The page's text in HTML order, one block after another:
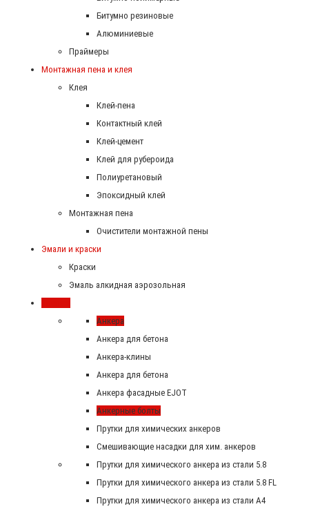
Битумно резиновые
Алюминиевые
Праймеры
Монтажная пена и клея
Клея
Клей-пена
Контактный клей
Клей-цемент
Клей для рубероида
Полиуретановый
Эпоксидный клей
Монтажная пена
Очистители монтажной пены
Эмали и краски
Краски
Эмаль алкидная аэрозольная
Анкера
Анкера для бетона
Анкера-клины
Анкера для бетона
Анкера фасадные EJOT
Анкерные болты
Прутки для химических анкеров
Смешивающие насадки для хим. анкеров
Прутки для химического анкера из стали 5.8
Прутки для химического анкера из стали 5.8 FL
Прутки для химического анкера из стали А4